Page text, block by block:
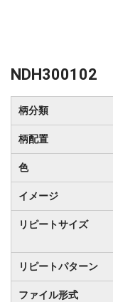
NDH300102
柄分類
柄配置
色
イメージ
リピートサイズ
リピートパターン
ファイル形式